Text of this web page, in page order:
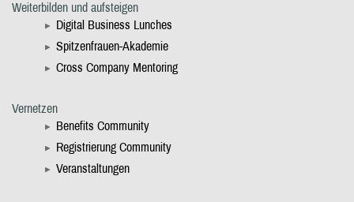
Weiterbilden und aufsteigen
Digital Business Lunches
Spitzenfrauen-Akademie
Cross Company Mentoring
Vernetzen
Benefits Community
Registrierung Community
Veranstaltungen